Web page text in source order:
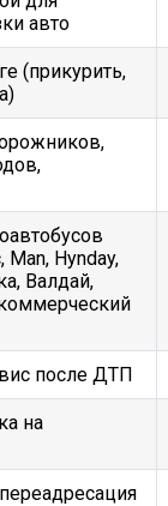
авто
(прикурить,
Man, Hynday,
Валдай,
после ДТП
на